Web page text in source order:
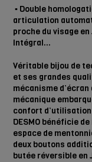
▪️ Double
articulation
proche du visage
Intégral…
Véritable bijou de
et ses grandes
mécanisme d’écran
mécanique
confort
DESMO bénéficie
espace de
deux boutons
butée réversible en